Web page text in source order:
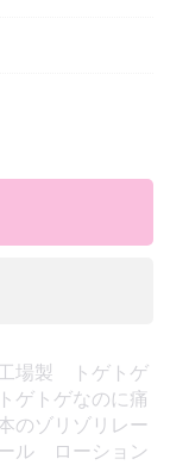
場製 トゲトゲ
ゲトゲなのに痛
のゾリゾリレー
ル ローション